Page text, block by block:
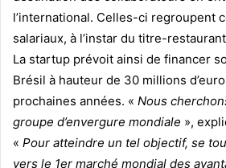
l’international. Celles-ci regroupent
salariaux, à l’instar du titre-
La startup prévoit ainsi de financer
Brésil à hauteur de 30 millions
prochaines années. « Nous
groupe d’envergure mondiale »,
« Pour atteindre un tel objectif, se
vers le 1er marché mondial des